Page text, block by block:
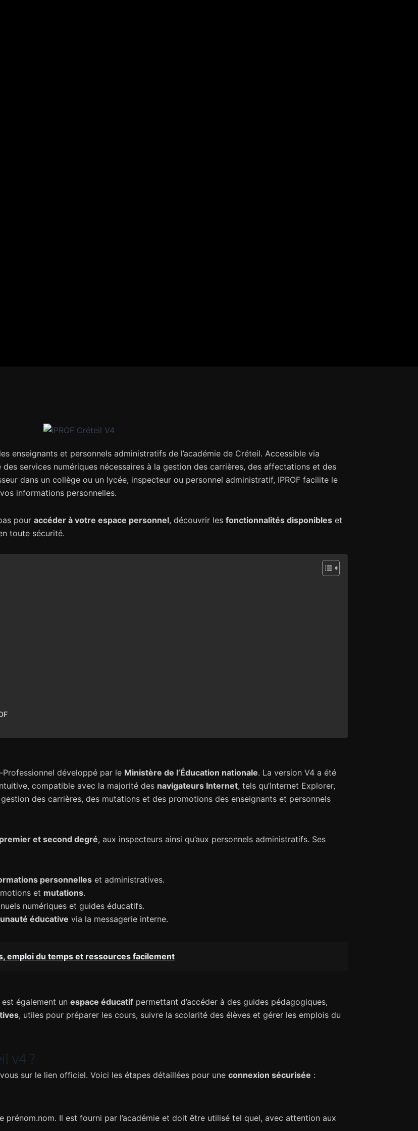
enseignants et personnels administratifs de l’académie de Créteil. Accessible via
des services numériques nécessaires à la gestion des carrières, des affectations et des
dans un collège ou un lycée, inspecteur ou personnel administratif, IPROF facilite le
informations personnelles.
pour accéder à votre espace personnel, découvrir les fonctionnalités disponibleset
toute sécurité.
Professionnel développé par le Ministère de l’Éducation nationale. La version V4 a été
compatible avec la majorité des navigateurs Internet, tels qu’Internet Explorer,
des carrières, des mutations et des promotions des enseignants et personnels
premier et second degré, aux inspecteurs ainsi qu’aux personnels administratifs. Ses
personnelleset administratives.
et mutations.
numériques et guides éducatifs.
éducative via la messagerie interne.
emploi du temps et ressources facilement
est également un espace éducatifpermettant d’accéder à des guides pédagogiques,
, utiles pour préparer les cours, suivre la scolarité des élèves et gérer les emplois du
v4 ?
sur le lien officiel. Voici les étapes détaillées pour une connexion sécurisée :
Il est fourni par l’académie et doit être utilisé tel quel, avec attention aux